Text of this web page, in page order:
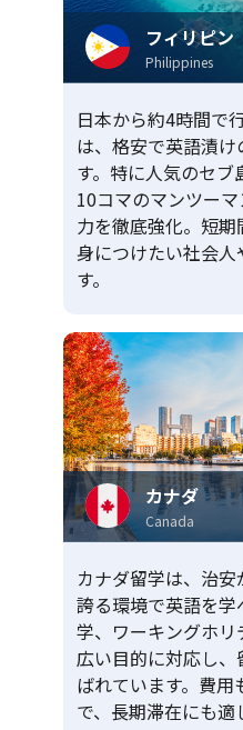
フィリピン
Philippines
日本から約4時間で
は、格安で英語漬
す。特に人気のセ
10コマのマンツー
力を徹底強化。短
身につけたい社会
す。
カナダ
Canada
カナダ留学は、治
誇る環境で英語を
学、ワーキングホ
広い目的に対応し
ばれています。費用
で、長期滞在にも適